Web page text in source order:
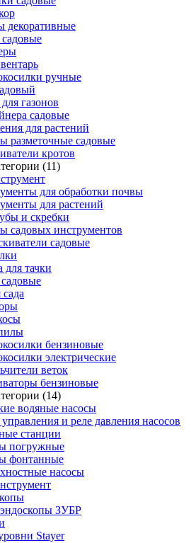
декоративные
ручные
газонов
садовые
для растений
разметочные садовые
кротов
(11)
для обработки почвы
для растений
и скребки
садовых инструментов
садовые
для тачки
бензиновые
электрические
веток
бензиновые
(14)
водяные насосы
и реле давления насосов
станции
погружные
фонтанные
насосы
ЗУБР
Stayer